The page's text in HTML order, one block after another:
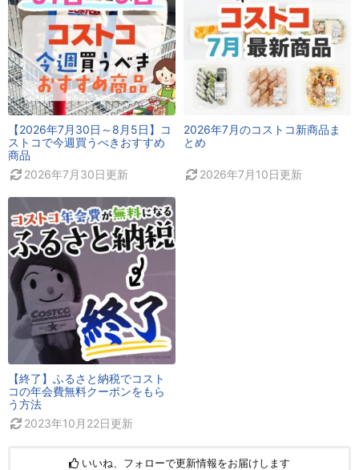
【2026年7月30日～8月5日】コ
ストコで今週買うべきおすすめ
商品
2026年7月30日更新
2026年7月のコストコ新商品ま
とめ
2026年7月10日更新
【終了】ふるさと納税でコスト
コの年会費無料クーポンをもら
う方法
2023年10月22日更新
いいね、フォローで更新情報をお届けします